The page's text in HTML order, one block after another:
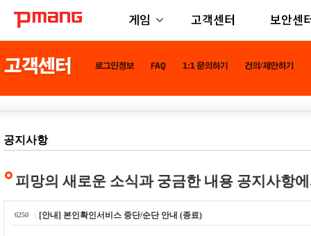
게임 고객센터 보안센
공지사항
피망의 새로운 소식과 궁금한 내용 공지사항
6250 [안내] 본인확인서비스 중단/순단 안내 (종료)